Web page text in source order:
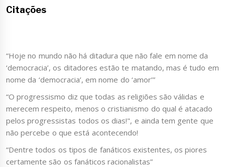
Citações
“Hoje no mundo não há ditadura que não fale em nome da
‘democracia’, os ditadores estão te matando, mas é tudo em
nome da ‘democracia’, em nome do ‘amor’”
“O progressismo diz que todas as religiões são válidas e
merecem respeito, menos o cristianismo do qual é atacado
pelos progressistas todos os dias!", e ainda tem gente que
não percebe o que está acontecendo!
“Dentre todos os tipos de fanáticos existentes, os piores
certamente são os fanáticos racionalistas”